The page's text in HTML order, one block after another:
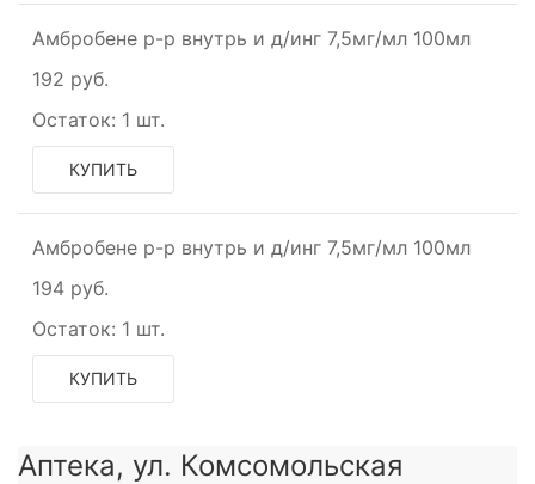
Амбробене р-р внутрь и д/инг 7,5мг/мл 100мл
192 руб.
Остаток: 1 шт.
КУПИТЬ
Амбробене р-р внутрь и д/инг 7,5мг/мл 100мл
194 руб.
Остаток: 1 шт.
КУПИТЬ
Аптека, ул. Комсомольская